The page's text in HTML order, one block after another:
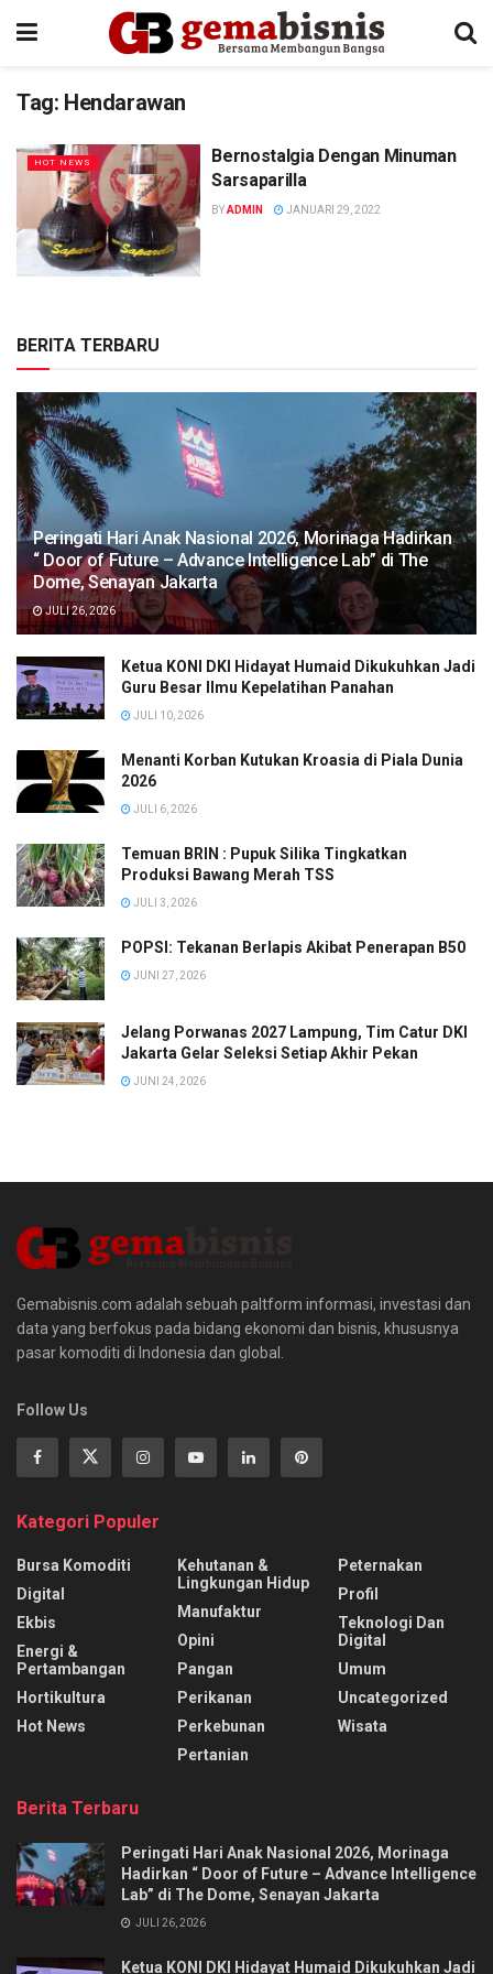
Tag: Hendarawan
HOT NEWS
Bernostalgia Dengan Minuman
Sarsaparilla
BYADMIN JANUARI 29, 2022
BERITA TERBARU
Peringati Hari Anak Nasional 2026, Morinaga Hadirkan
“ Door of Future – Advance Intelligence Lab” di The
Dome, Senayan Jakarta
JULI 26, 2026
Ketua KONI DKI Hidayat Humaid Dikukuhkan Jadi
Guru Besar Ilmu Kepelatihan Panahan
JULI 10, 2026
Menanti Korban Kutukan Kroasia di Piala Dunia
2026
JULI 6, 2026
Temuan BRIN : Pupuk Silika Tingkatkan
Produksi Bawang Merah TSS
JULI 3, 2026
POPSI: Tekanan Berlapis Akibat Penerapan B50
JUNI 27, 2026
Jelang Porwanas 2027 Lampung, Tim Catur DKI
Jakarta Gelar Seleksi Setiap Akhir Pekan
JUNI 24, 2026
Gemabisnis.com adalah sebuah paltform informasi, investasi dan
data yang berfokus pada bidang ekonomi dan bisnis, khususnya
pasar komoditi di Indonesia dan global.
Follow Us
Kategori Populer
Bursa Komoditi
Digital
Ekbis
Energi &
Pertambangan
Hortikultura
Hot News
Kehutanan &
Lingkungan Hidup
Manufaktur
Opini
Pangan
Perikanan
Perkebunan
Pertanian
Peternakan
Profil
Teknologi Dan
Digital
Umum
Uncategorized
Wisata
Berita Terbaru
Peringati Hari Anak Nasional 2026, Morinaga
Hadirkan “ Door of Future – Advance Intelligence
Lab” di The Dome, Senayan Jakarta
JULI 26, 2026
Ketua KONI DKI Hidayat Humaid Dikukuhkan Jadi